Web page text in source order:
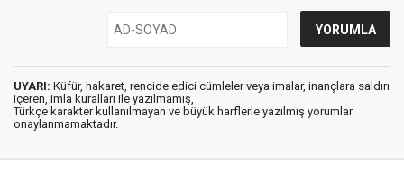
UYARI: Küfür, hakaret, rencide edici cümleler veya imalar, inançlara saldırı
içeren, imla kuralları ile yazılmamış,
Türkçe karakter kullanılmayan ve büyük harflerle yazılmış yorumlar
onaylanmamaktadır.